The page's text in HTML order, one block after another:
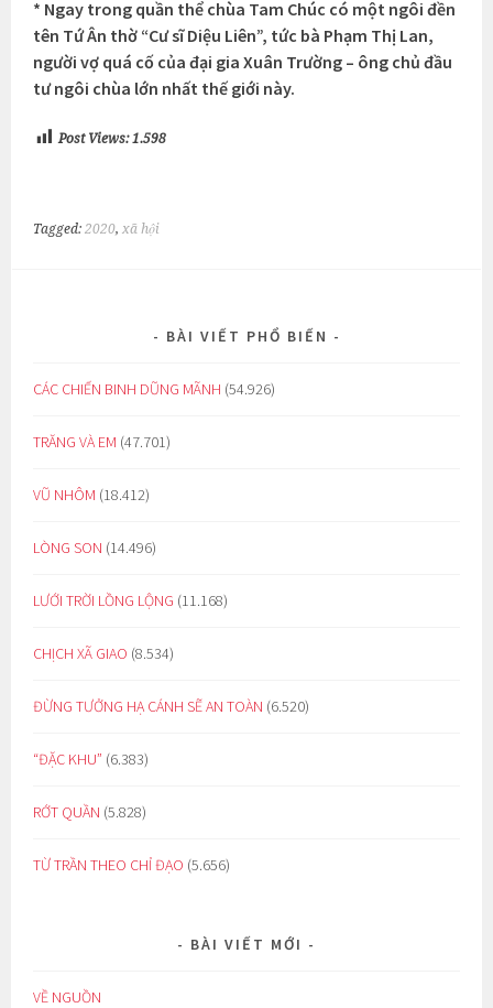
* Ngay trong quần thể chùa Tam Chúc có một ngôi đền
tên Tứ Ân thờ “Cư sĩ Diệu Liên”, tức bà Phạm Thị Lan,
người vợ quá cố của đại gia Xuân Trường – ông chủ đầu
tư ngôi chùa lớn nhất thế giới này.
Post Views: 1.598
Tagged:2020,xã hội
BÀI VIẾT PHỔ BIẾN
CÁC CHIẾN BINH DŨNG MÃNH (54.926)
TRĂNG VÀ EM (47.701)
VŨ NHÔM (18.412)
LÒNG SON (14.496)
LƯỚI TRỜI LỒNG LỘNG (11.168)
CHỊCH XÃ GIAO (8.534)
ĐỪNG TƯỞNG HẠ CÁNH SẼ AN TOÀN (6.520)
“ĐẶC KHU” (6.383)
RỚT QUẦN (5.828)
TỪ TRẦN THEO CHỈ ĐẠO (5.656)
BÀI VIẾT MỚI
VỀ NGUỒN